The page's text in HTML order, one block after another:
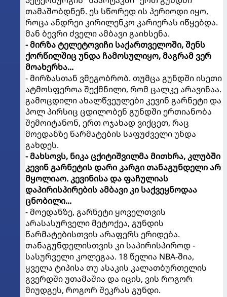
თამაშობდნენ. ეს სწორედ ის პერიოდი იყო,
როცა ანდრეი კირილენკო კარიერას იწყებდა.
მან ბევრი ძველი ამბავი გაიხსენა.
- მირზა ტელეტოვიჩი საქართველოში, შენს
ქორწილშიც უნდა ჩამოსულიყო, მაგრამ ვერ
მოახერხა...
- მირზასთან ვმეგობრობ. თუმცა გუნდში ისეთი
ატმოსფეროა შექმნილი, რომ ცალკე არავინაა.
გამოცდილი ახალწვეულები კევინ გარნეტი და
პოლ პირსიც ცდილობენ გუნდში ერთიანობა
შემოიტანონ, ერთ ოჯახად ვიქცეთ, რაც
მოედანზე წარმატების საფუძველი უნდა
გახდეს.
- მახსოვს, ნიკა ცქიტიშვილმა მითხრა, კლუბში
კევინ გარნეტის დარი კარგი თანაგუნდელი არ
მყოლიაო. კევინისა და ფაჩულიას
დაპირისპირების ამბავი კი საქვეყნოდაა
ცნობილი...
- მოედანზე, გარნეტი ყოველთვის
არასასურველი მეტოქეა, გუნდის
წარმატებისთვის არაფერს ერიდება.
თანაგუნდელისთვის კი საპირისპიროდ -
სასურველი კოლეგაა. 18 წელია NBA-შია,
ყველა ტიპისა თუ ასაკის კალათბურთელის
გვერდში უთამაშია და იცის, ვის როგორ
მიუდგეს, როგორ შეკრას გუნდი.